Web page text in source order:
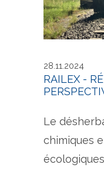
28.11.2024
RAILEX -
Le
chimiques